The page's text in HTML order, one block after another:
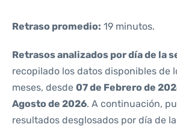
Retraso promedio: 19 minutos.
Retrasos analizados por día de la
recopilado los datos disponibles de
meses, desde 07 de Febrero de
Agosto de 2026. A continuación,
resultados desglosados por día de